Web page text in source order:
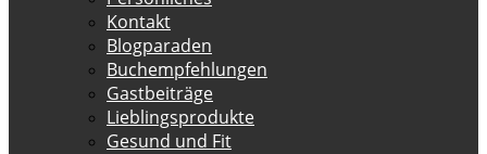
Kontakt
Blogparaden
Buchempfehlungen
Gastbeiträge
Lieblingsprodukte
Gesund und Fit